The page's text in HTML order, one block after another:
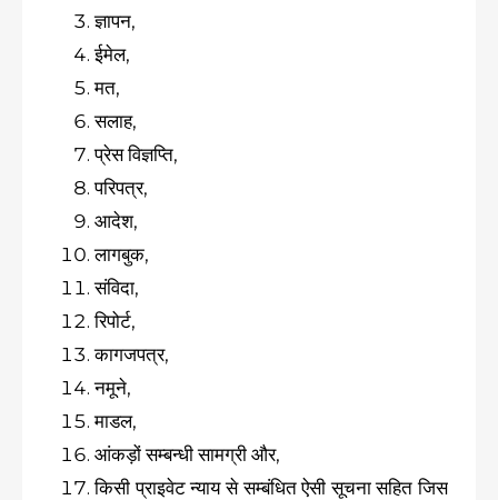
ज्ञापन,
ईमेल,
मत,
सलाह,
प्रेस विज्ञप्ति,
परिपत्र,
आदेश,
लागबुक,
संविदा,
रिपोर्ट,
कागजपत्र,
नमूने,
माडल,
आंकड़ों सम्बन्धी सामग्री और,
किसी प्राइवेट न्याय से सम्बंधित ऐसी सूचना सहित जिस